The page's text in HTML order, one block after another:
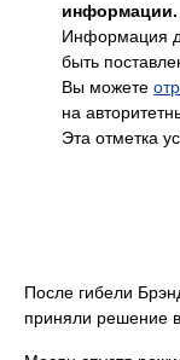
информации.
Информация
быть
Вы можете
на
Эта отметка
После гибели
приняли решение